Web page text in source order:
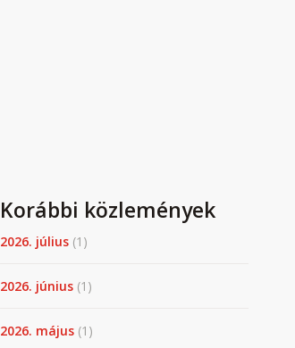
Korábbi közlemények
2026. július (1)
2026. június (1)
2026. május (1)